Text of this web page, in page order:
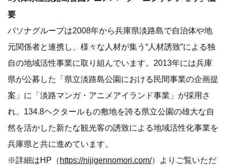
要
パソナグループは2008年から兵庫県淡路島で自治体や地
元関係者と連携し、様々な人材が集う“人材誘致”による独
自の地域活性事業に取り組んでいます。2013年には兵庫
県が公募した「県立淡路島公園における民間事業の企画提
案」に「淡路マンガ・アニメアイランド事業」が採用さ
れ、134.8ヘクタールもの敷地を誇る県立公園の雄大な自
然を活かした新たな観光客の誘致による地域活性化事業を
兵庫県と共に進めています。
※詳細はHP（https://nijigennomori.com/）よりご覧いただ